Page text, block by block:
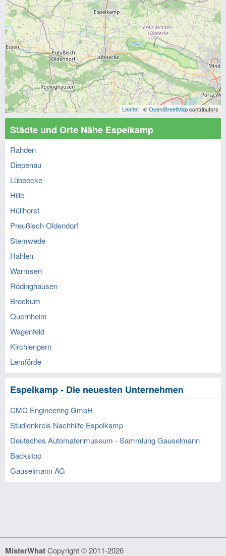
Leaflet | ©OpenStreetMapcontributors
Städte und Orte Nähe Espelkamp
Rahden
Diepenau
Lübbecke
Hille
Hüllhorst
Preußisch Oldendorf
Stemwede
Hahlen
Warmsen
Rödinghausen
Brockum
Quernheim
Wagenfeld
Kirchlengern
Lemförde
Espelkamp - Die neuesten Unternehmen
CMC Engineering GmbH
Studienkreis Nachhilfe Espelkamp
Deutsches Automatenmuseum - Sammlung Gauselmann
Backstop
Gauselmann AG
MisterWhatCopyright © 2011-2026